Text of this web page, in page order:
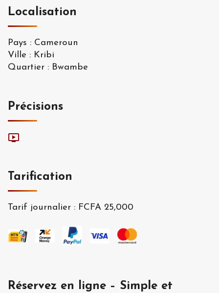
Localisation
Pays : Cameroun
Ville : Kribi
Quartier : Bwambe
Précisions
Tarification
Tarif journalier : FCFA 25,000
Réservez en ligne – Simple et